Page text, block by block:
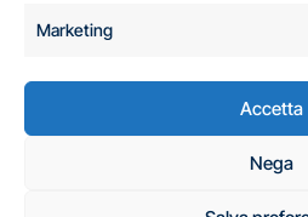
Marketing
Accetta
Nega
C.A.S.I.
Analisi e